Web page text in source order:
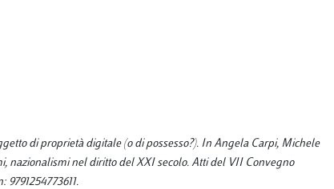
di proprietà digitale (o di possesso?). In Angela Carpi, Michele
nazionalismi nel diritto del XXI secolo. Atti del VII Convegno